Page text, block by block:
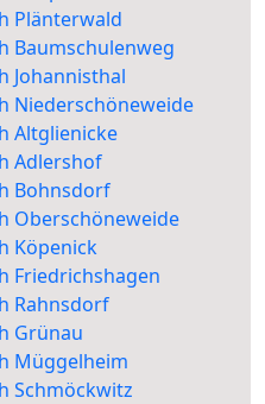
Plänterwald
Baumschulenweg
Johannisthal
Niederschöneweide
Altglienicke
Adlershof
Bohnsdorf
Oberschöneweide
Köpenick
Friedrichshagen
Rahnsdorf
Grünau
Müggelheim
Schmöckwitz